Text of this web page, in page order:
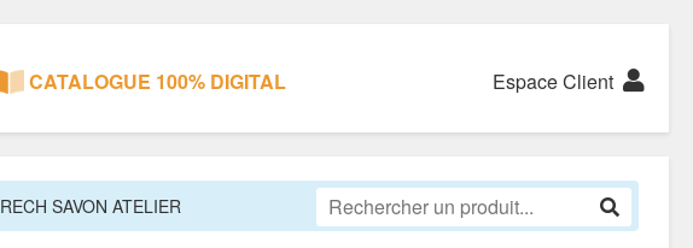
CATALOGUE 100% DIGITAL Espace Client
RECH SAVON ATELIER